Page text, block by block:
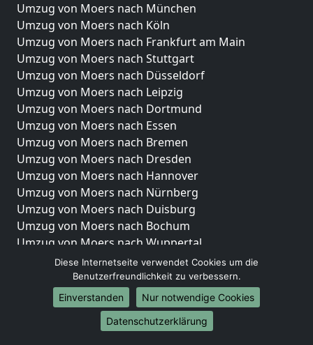
Umzug von Moers nach München
Umzug von Moers nach Köln
Umzug von Moers nach Frankfurt am Main
Umzug von Moers nach Stuttgart
Umzug von Moers nach Düsseldorf
Umzug von Moers nach Leipzig
Umzug von Moers nach Dortmund
Umzug von Moers nach Essen
Umzug von Moers nach Bremen
Umzug von Moers nach Dresden
Umzug von Moers nach Hannover
Umzug von Moers nach Nürnberg
Umzug von Moers nach Duisburg
Umzug von Moers nach Bochum
Umzug von Moers nach Wuppertal
Umzug von Moers nach Bielefeld
Umzug von Moers nach Bonn
Umzug von Moers nach Münster
Internationale-Umzüge
Diese Internetseite verwendet Cookies um die
Benutzerfreundlichkeit zu verbessern.
Einverstanden
Nur notwendige Cookies
Datenschutzerklärung